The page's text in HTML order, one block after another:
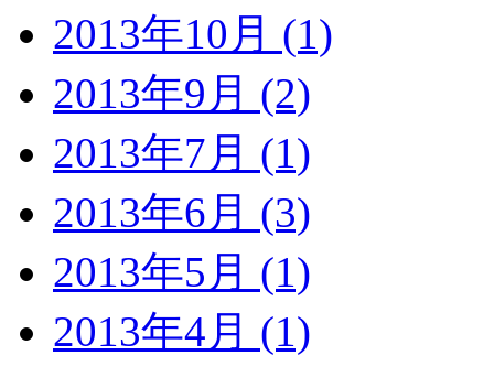
2013年10月 (1)
2013年9月 (2)
2013年7月 (1)
2013年6月 (3)
2013年5月 (1)
2013年4月 (1)